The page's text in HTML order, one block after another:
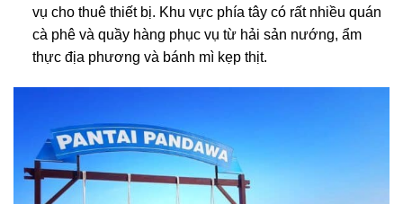
vụ cho thuê thiết bị. Khu vực phía tây có rất nhiều quán
cà phê và quầy hàng phục vụ từ hải sản nướng, ẩm
thực địa phương và bánh mì kẹp thịt.